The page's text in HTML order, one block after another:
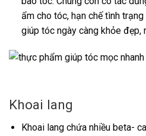
ẩm cho tóc, hạn chế tình
giúp tóc ngày càng khỏe đẹp,
Khoai lang
Khoai lang chứa nhiều beta-